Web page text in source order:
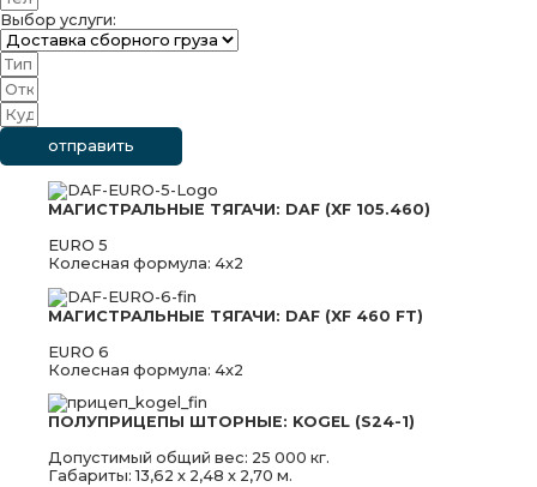
Выбор услуги:
отправить
МАГИСТРАЛЬНЫЕ ТЯГАЧИ: DAF (XF 105.460)
EURO 5
Колесная формула: 4x2
МАГИСТРАЛЬНЫЕ ТЯГАЧИ: DAF (XF 460 FT)
EURO 6
Колесная формула: 4x2
ПОЛУПРИЦЕПЫ ШТОРНЫЕ: KOGEL (S24-1)
Допустимый общий вес: 25 000 кг.
Габариты: 13,62 х 2,48 х 2,70 м.